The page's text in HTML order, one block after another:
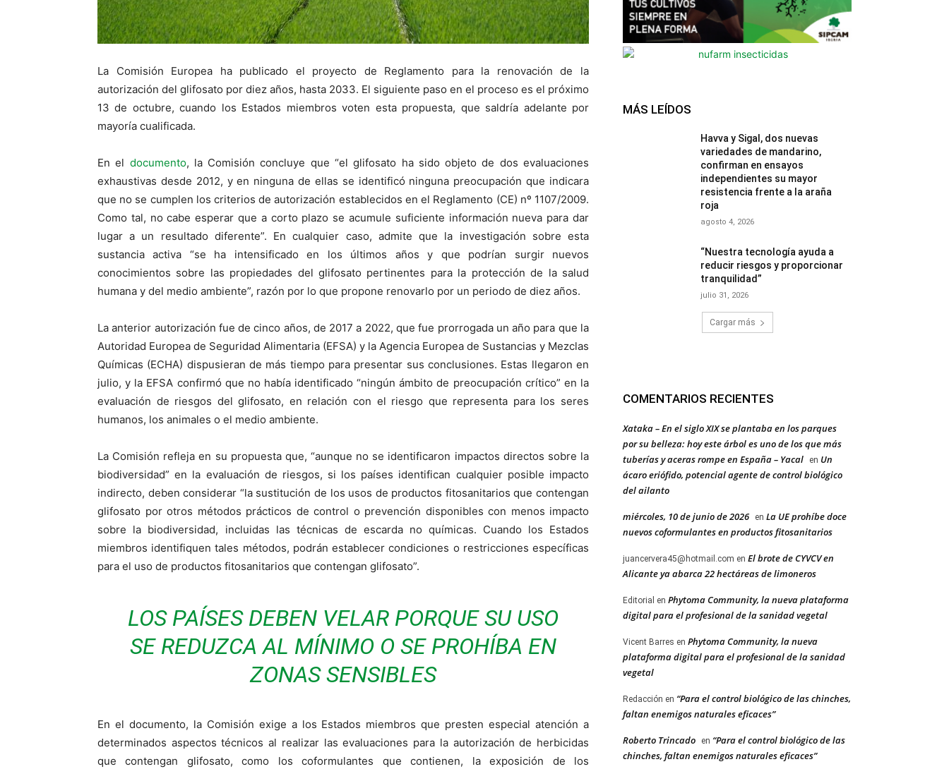
La Comisión Europea ha publicado el proyecto de Reglamento para la renovación de la
autorización del glifosato por diez años, hasta 2033. El siguiente paso en el proceso es el próximo
13 de octubre, cuando los Estados miembros voten esta propuesta, que saldría adelante por
mayoría cualificada.
En el documento, la Comisión concluye que “el glifosato ha sido objeto de dos evaluaciones
exhaustivas desde 2012, y en ninguna de ellas se identificó ninguna preocupación que indicara
que no se cumplen los criterios de autorización establecidos en el Reglamento (CE) nº 1107/2009.
Como tal, no cabe esperar que a corto plazo se acumule suficiente información nueva para dar
lugar a un resultado diferente”. En cualquier caso, admite que la investigación sobre esta
sustancia activa “se ha intensificado en los últimos años y que podrían surgir nuevos
conocimientos sobre las propiedades del glifosato pertinentes para la protección de la salud
humana y del medio ambiente”, razón por lo que propone renovarlo por un periodo de diez años.
La anterior autorización fue de cinco años, de 2017 a 2022, que fue prorrogada un año para que la
Autoridad Europea de Seguridad Alimentaria (EFSA) y la Agencia Europea de Sustancias y Mezclas
Químicas (ECHA) dispusieran de más tiempo para presentar sus conclusiones. Estas llegaron en
julio, y la EFSA confirmó que no había identificado “ningún ámbito de preocupación crítico” en la
evaluación de riesgos del glifosato, en relación con el riesgo que representa para los seres
humanos, los animales o el medio ambiente.
La Comisión refleja en su propuesta que, “aunque no se identificaron impactos directos sobre la
biodiversidad” en la evaluación de riesgos, si los países identifican cualquier posible impacto
indirecto, deben considerar “la sustitución de los usos de productos fitosanitarios que contengan
glifosato por otros métodos prácticos de control o prevención disponibles con menos impacto
sobre la biodiversidad, incluidas las técnicas de escarda no químicas. Cuando los Estados
miembros identifiquen tales métodos, podrán establecer condiciones o restricciones específicas
para el uso de productos fitosanitarios que contengan glifosato”.
LOS PAÍSES DEBEN VELAR PORQUE SU USO
SE REDUZCA AL MÍNIMO O SE PROHÍBA EN
ZONAS SENSIBLES
En el documento, la Comisión exige a los Estados miembros que presten especial atención a
determinados aspectos técnicos al realizar las evaluaciones para la autorización de herbicidas
que contengan glifosato, como los coformulantes que contienen, la exposición de los
MÁS LEÍDOS
Havva y Sigal, dos nuevas
variedades de mandarino,
confirman en ensayos
independientes su mayor
resistencia frente a la araña
roja
agosto 4, 2026
“Nuestra tecnología ayuda a
reducir riesgos y proporcionar
tranquilidad”
julio 31, 2026
Cargar más
COMENTARIOS RECIENTES
Xataka – En el siglo XIX se plantaba en los parques
por su belleza: hoy este árbol es uno de los que más
tuberías y aceras rompe en España – Yacal
en Un
ácaro eriófido, potencial agente de control biológico
del ailanto
miércoles, 10 de junio de 2026 en La UE prohíbe doce
nuevos coformulantes en productos fitosanitarios
juancervera45@hotmail.com en El brote de CYVCV en
Alicante ya abarca 22 hectáreas de limoneros
Editorial en Phytoma Community, la nueva plataforma
digital para el profesional de la sanidad vegetal
Vicent Barres en Phytoma Community, la nueva
plataforma digital para el profesional de la sanidad
vegetal
Redacción en “Para el control biológico de las chinches,
faltan enemigos naturales eficaces”
Roberto Trincado en “Para el control biológico de las
chinches, faltan enemigos naturales eficaces”